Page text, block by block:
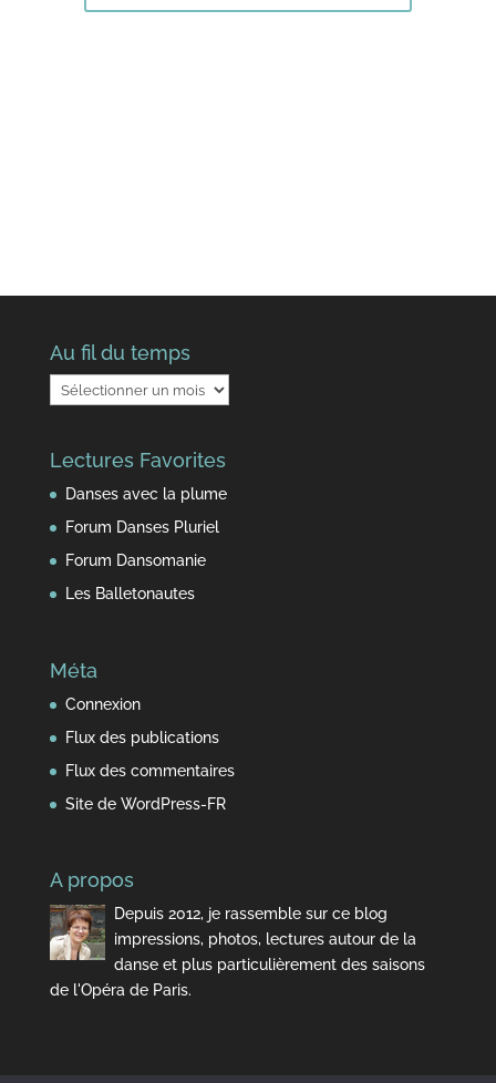
Au fil du temps
Au
fil
temps
Lectures Favorites
Danses avec la plume
Forum Danses Pluriel
Forum Dansomanie
Les Balletonautes
Méta
Connexion
Flux des publications
Flux des commentaires
Site de WordPress-FR
A propos
Depuis 2012, je rassemble sur ce blog
impressions, photos, lectures autour de la
danse et plus particulièrement des saisons
de l'Opéra de Paris.